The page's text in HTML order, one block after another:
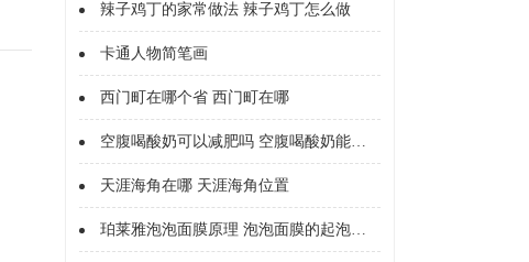
辣子鸡丁的家常做法 辣子鸡丁怎么做
卡通人物简笔画
西门町在哪个省 西门町在哪
空腹喝酸奶可以减肥吗 空腹喝酸奶能不能减肥
天涯海角在哪 天涯海角位置
珀莱雅泡泡面膜原理 泡泡面膜的起泡原理是什么